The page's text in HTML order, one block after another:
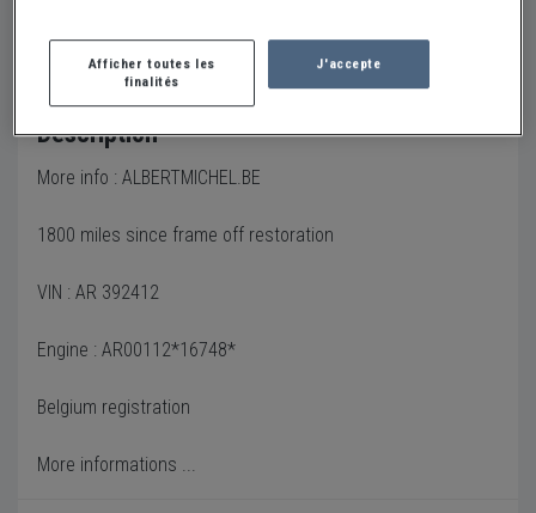
Voir le téléphone
Description
More info : ALBERTMICHEL.BE
1800 miles since frame off restoration
VIN : AR 392412
Engine : AR00112*16748*
Belgium registration
More informations ...
Afficher toutes les
finalités
J'accepte